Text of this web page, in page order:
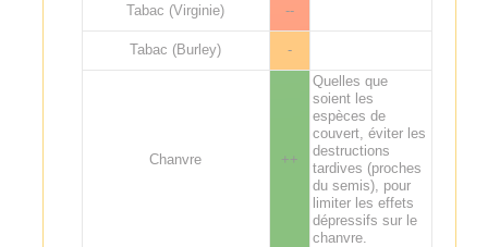
Tabac (Virginie)
--
Tabac (Burley) -
Chanvre ++
Quelles que
soient les
espèces de
couvert, éviter les
destructions
tardives (proches
du semis), pour
limiter les effets
dépressifs sur le
chanvre.